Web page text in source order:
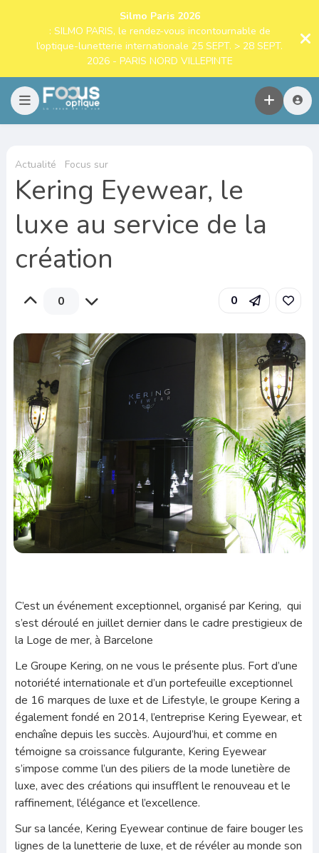
Silmo Paris 2026
: SILMO PARIS, le rendez-vous incontournable de
l’optique-lunetterie internationale 25 SEPT. > 28 SEPT.
2026 - PARIS NORD VILLEPINTE
Actualité Focus sur
Kering Eyewear, le
luxe au service de la
création
0 0
C’est un événement exceptionnel, organisé par Kering, qui
s’est déroulé en juillet dernier dans le cadre prestigieux de
la Loge de mer, à Barcelone
Le Groupe Kering, on ne vous le présente plus. Fort d’une
notoriété internationale et d’un portefeuille exceptionnel
de 16 marques de luxe et de Lifestyle, le groupe Kering a
également fondé en 2014, l’entreprise Kering Eyewear, et
enchaîne depuis les succès. Aujourd’hui, et comme en
témoigne sa croissance fulgurante, Kering Eyewear
s’impose comme l’un des piliers de la mode lunetière de
luxe, avec des créations qui insufflent le renouveau et le
raffinement, l’élégance et l’excellence.
Sur sa lancée, Kering Eyewear continue de faire bouger les
lignes de la lunetterie de luxe, et de révéler au monde son